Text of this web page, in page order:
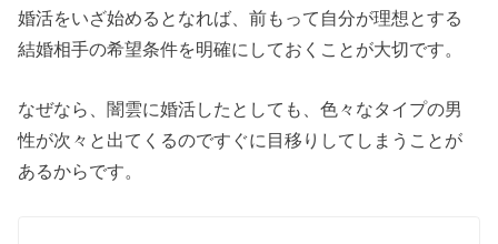
婚活をいざ始めるとなれば、前もって自分が理想とする
結婚相手の希望条件を明確にしておくことが大切です。
なぜなら、闇雲に婚活したとしても、色々なタイプの男
性が次々と出てくるのですぐに目移りしてしまうことが
あるからです。